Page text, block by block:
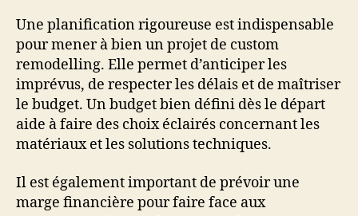
Une planification rigoureuse est indispensable
pour mener à bien un projet de custom
remodelling. Elle permet d’anticiper les
imprévus, de respecter les délais et de maîtriser
le budget. Un budget bien défini dès le départ
aide à faire des choix éclairés concernant les
matériaux et les solutions techniques.
Il est également important de prévoir une
marge financière pour faire face aux